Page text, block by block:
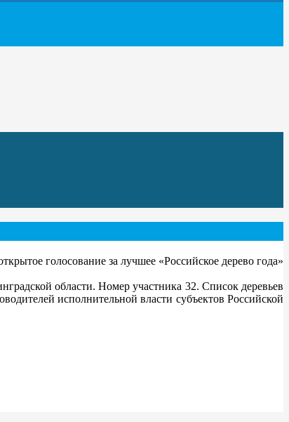
голосование за лучшее «Российское дерево года»
области. Номер участника 32. Список деревьев
исполнительной власти субъектов Российской